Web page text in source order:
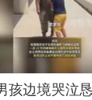
孩边境哭泣